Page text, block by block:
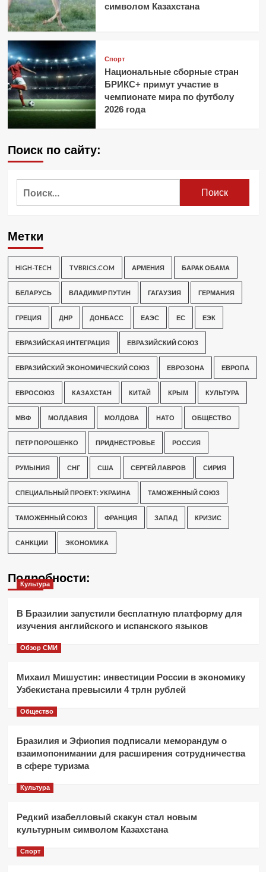
символом Казахстана
Спорт
Национальные сборные стран
БРИКС+ примут участие в
чемпионате мира по футболу
2026 года
Поиск по сайту:
Метки
HIGH-TECH TVBRICS.COM АРМЕНИЯ БАРАК ОБАМА
БЕЛАРУСЬ ВЛАДИМИР ПУТИН ГАГАУЗИЯ ГЕРМАНИЯ
ГРЕЦИЯ ДНР ДОНБАСС ЕАЭС ЕС ЕЭК
ЕВРАЗИЙСКАЯ ИНТЕГРАЦИЯ ЕВРАЗИЙСКИЙ СОЮЗ
ЕВРАЗИЙСКИЙ ЭКОНОМИЧЕСКИЙ СОЮЗ ЕВРОЗОНА ЕВРОПА
ЕВРОСОЮЗ КАЗАХСТАН КИТАЙ КРЫМ КУЛЬТУРА
МВФ МОЛДАВИЯ МОЛДОВА НАТО ОБЩЕСТВО
ПЕТР ПОРОШЕНКО ПРИДНЕСТРОВЬЕ РОССИЯ
РУМЫНИЯ СНГ США СЕРГЕЙ ЛАВРОВ СИРИЯ
СПЕЦИАЛЬНЫЙ ПРОЕКТ: УКРАИНА ТАМОЖЕННЫЙ СОЮЗ
ТАМОЖЕННЫЙ СОЮЗ ФРАНЦИЯ ЗАПАД КРИЗИС
САНКЦИИ ЭКОНОМИКА
Подробности:
Культура
В Бразилии запустили бесплатную платформу для
изучения английского и испанского языков
Обзор СМИ
Михаил Мишустин: инвестиции России в экономику
Узбекистана превысили 4 трлн рублей
Общество
Бразилия и Эфиопия подписали меморандум о
взаимопонимании для расширения сотрудничества
в сфере туризма
Культура
Редкий изабелловый скакун стал новым
культурным символом Казахстана
Спорт